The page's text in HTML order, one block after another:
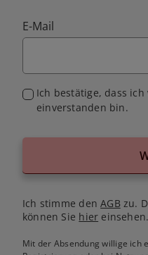
E-Mail
Ich bestätige, dass
einverstanden bin.
Ich stimme denAGB zu.
können Sie hier einsehen.
Mit der Absendung willige ich